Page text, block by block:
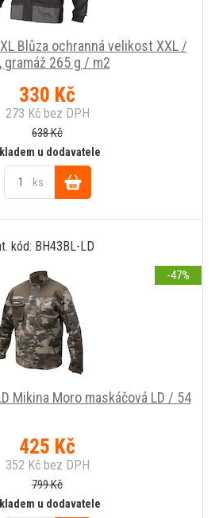
Blůza ochranná velikost XXL /
gramáž 265 g / m2
330 Kč
273 Kčbez DPH
638Kč
u dodavatele
ks
Do
košíku
kód: BH43BL-LD
Mikina Moro maskáčová LD / 54
425 Kč
352 Kčbez DPH
799Kč
u dodavatele
-47